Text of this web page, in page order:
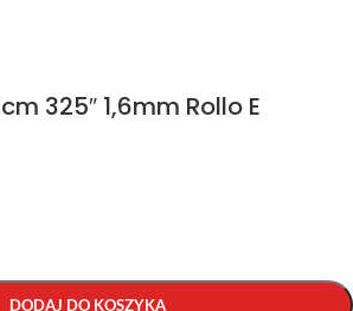
325″ 1,6mm Rollo E
DODAJ DO KOSZYKA